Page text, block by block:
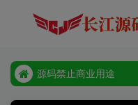
源码禁止商业用途
源码禁止商业用途
本站客服唯一